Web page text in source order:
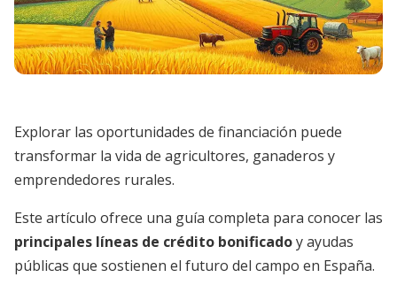
Explorar las oportunidades de financiación puede
transformar la vida de agricultores, ganaderos y
emprendedores rurales.
Este artículo ofrece una guía completa para conocer las
principales líneas de crédito bonificadoy ayudas
públicas que sostienen el futuro del campo en España.